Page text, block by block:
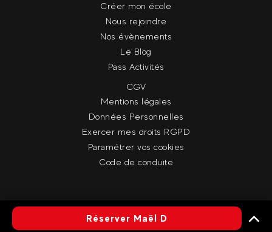
Réserver Maël D
Créer mon école
Nous rejoindre
Nos évènements
Le Blog
Pass Activités
CGV
Mentions légales
Données Personnelles
Exercer mes droits RGPD
Paramétrer vos cookies
Code de conduite
© Evolution 2